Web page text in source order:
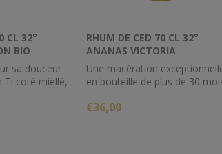
CL 32°
BIO
sa douceur
Ti coté miellé,
l'acidulé
BIO
RHUM DE CED 70 CL 32°
ANANAS VICTORIA
Une macération
en bouteille de plus de 30
de la Réunion dans un
€36,00